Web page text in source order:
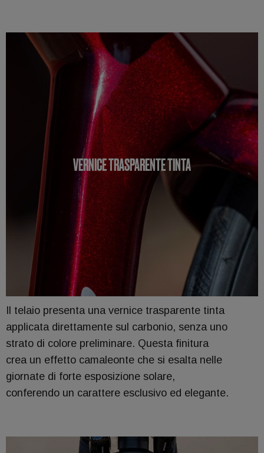
VERNICE TRASPARENTE TINTA
Il telaio presenta una vernice trasparente tinta
applicata direttamente sul carbonio, senza uno
strato di colore preliminare. Questa finitura
crea un effetto camaleonte che si esalta nelle
giornate di forte esposizione solare,
conferendo un carattere esclusivo ed elegante.